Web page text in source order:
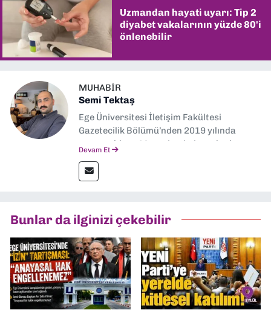
Uzmandan hayati uyarı: Tip 2
diyabet vakalarının yüzde 80'i
önlenebilir
MUHABIR
Semi Tektaş
Ege Üniversitesi İletişim Fakültesi
Gazetecilik Bölümü’nden 2019 yılında
mezun oldum. Mezuniyetimin ardından
Gazetesi gibi yayınlarda görev alarak
gazetecilik kariyerime başladım. Şubat
muhabirliği yapıyorum.
Devam Et
Bunlar da ilginizi çekebilir